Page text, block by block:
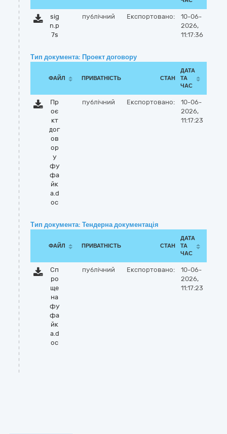
sig
n.p
7s
публічний Експортовано:
10-06-
2026,
11:17:36
Тип документа: Проект договору
ФАЙЛ ПРИВАТНІСТЬ СТАН
ДАТА
ТА
ЧАС
Пр
оє
кт
дог
ов
ор
у
фу
фа
йк
а.d
oc
публічний Експортовано:
10-06-
2026,
11:17:23
Тип документа: Тендерна документація
ФАЙЛ ПРИВАТНІСТЬ СТАН
ДАТА
ТА
ЧАС
Сп
ро
ще
на
фу
фа
йк
а.d
oc
публічний Експортовано:
10-06-
2026,
11:17:23